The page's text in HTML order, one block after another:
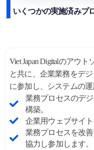
いくつかの実施済みプ
Viet Japan Digitalのアウト
と共に、企業業務をデ
に参加し、システムの
業務プロセスのデ
構築。
企業用ウェブサイ
業務プロセスを改
協力し参加します。